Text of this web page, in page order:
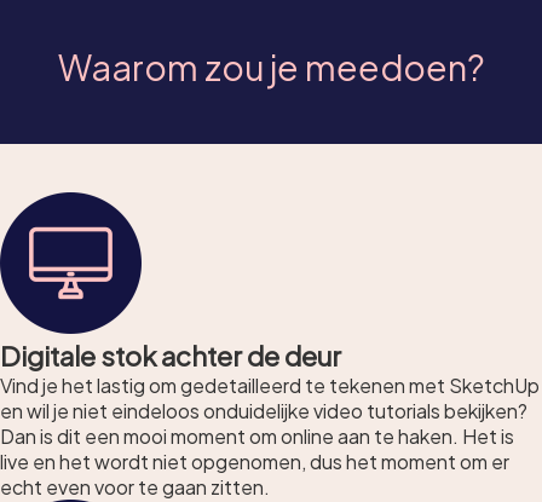
Waarom zou je meedoen?
Digitale stok achter de deur
Vind je het lastig om gedetailleerd te tekenen met SketchUp
en wil je niet eindeloos onduidelijke video tutorials bekijken?
Dan is dit een mooi moment om online aan te haken. Het is
live en het wordt niet opgenomen, dus het moment om er
echt even voor te gaan zitten.